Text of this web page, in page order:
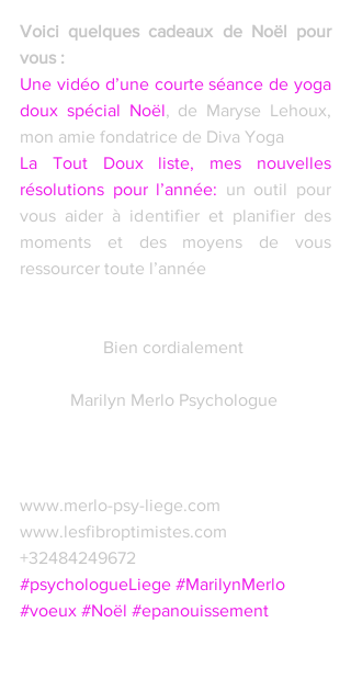
Voici quelques cadeaux de Noël pour
vous :
Une vidéo d’une courte séance de yoga
doux spécial Noël, de Maryse Lehoux,
mon amie fondatrice de Diva Yoga
La Tout Doux liste, mes nouvelles
résolutions pour l’année: un outil pour
vous aider à identifier et planifier des
moments et des moyens de vous
ressourcer toute l’année
Bien cordialement
Marilyn Merlo Psychologue
www.merlo-psy-liege.com
www.lesfibroptimistes.com
+32484249672
#psychologueLiege #MarilynMerlo
#voeux #Noël #epanouissement